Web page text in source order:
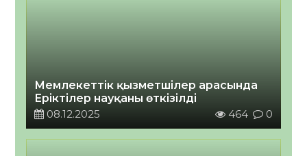
Мемлекеттік қызметшілер арасында
Еріктілер науқаны өткізілді
08.12.2025
464 0